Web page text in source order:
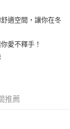
適空間，讓你在冬
愛不釋手！
推薦